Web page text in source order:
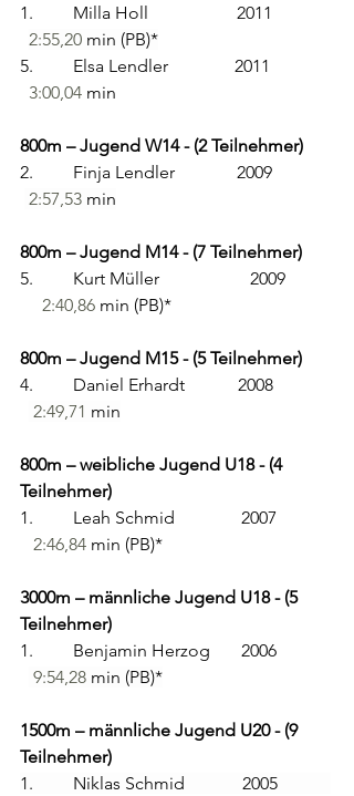
1.         Milla Holl                    2011
2:55,20 min (PB)*
5.         Elsa Lendler               2011
3:00,04 min
800m – Jugend W14 - (2 Teilnehmer)
2.         Finja Lendler              2009
2:57,53 min
800m – Jugend M14 - (7 Teilnehmer)
5.         Kurt Müller          	  2009
2:40,86 min (PB)*
800m – Jugend M15 - (5 Teilnehmer)
4.         Daniel Erhardt            2008
2:49,71 min
800m – weibliche Jugend U18 - (4
Teilnehmer)
1.         Leah Schmid               2007
2:46,84 min (PB)*
3000m – männliche Jugend U18 - (5
Teilnehmer)
1.         Benjamin Herzog       2006
9:54,28 min (PB)*
1500m – männliche Jugend U20 - (9
Teilnehmer)
1.         Niklas Schmid             2005